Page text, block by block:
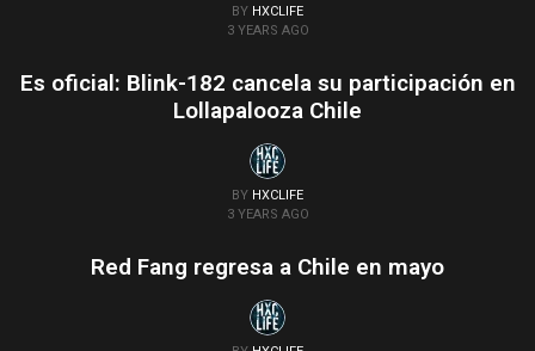
BY HXCLIFE
3 YEARS AGO
Es oficial: Blink-182 cancela su participación en
Lollapalooza Chile
BY HXCLIFE
3 YEARS AGO
Red Fang regresa a Chile en mayo